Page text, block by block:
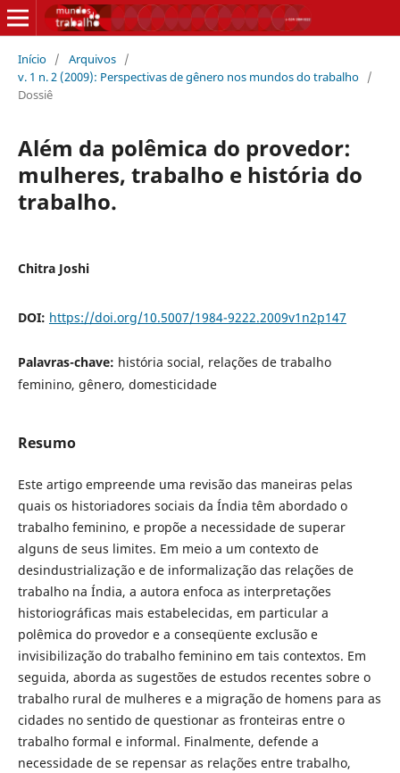
Início / Arquivos /
v. 1 n. 2 (2009): Perspectivas de gênero nos mundos do trabalho /
Dossiê
Além da polêmica do provedor:
mulheres, trabalho e história do
trabalho.
Chitra Joshi
DOI: https://doi.org/10.5007/1984-9222.2009v1n2p147
Palavras-chave: história social, relações de trabalho
feminino, gênero, domesticidade
Resumo
Este artigo empreende uma revisão das maneiras pelas
quais os historiadores sociais da Índia têm abordado o
trabalho feminino, e propõe a necessidade de superar
alguns de seus limites. Em meio a um contexto de
desindustrialização e de informalização das relações de
trabalho na Índia, a autora enfoca as interpretações
historiográficas mais estabelecidas, em particular a
polêmica do provedor e a conseqüente exclusão e
invisibilização do trabalho feminino em tais contextos. Em
seguida, aborda as sugestões de estudos recentes sobre o
trabalho rural de mulheres e a migração de homens para as
cidades no sentido de questionar as fronteiras entre o
trabalho formal e informal. Finalmente, defende a
necessidade de se repensar as relações entre trabalho,